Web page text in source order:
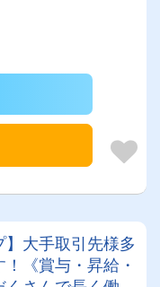
】大手取引先様多
《賞与・昇給・